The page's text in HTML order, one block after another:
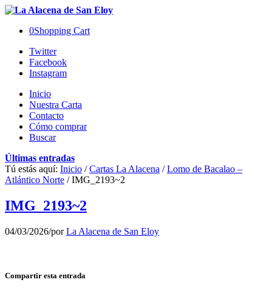
0Shopping Cart
Twitter
Facebook
Instagram
Inicio
Nuestra Carta
Contacto
Cómo comprar
Buscar
Últimas entradas
Tú estás aquí: Inicio / Cartas La Alacena / Lomo de Bacalao –
Atlántico Norte / IMG_2193~2
IMG_2193~2
04/03/2026/porLa Alacena de San Eloy
Compartir esta entrada